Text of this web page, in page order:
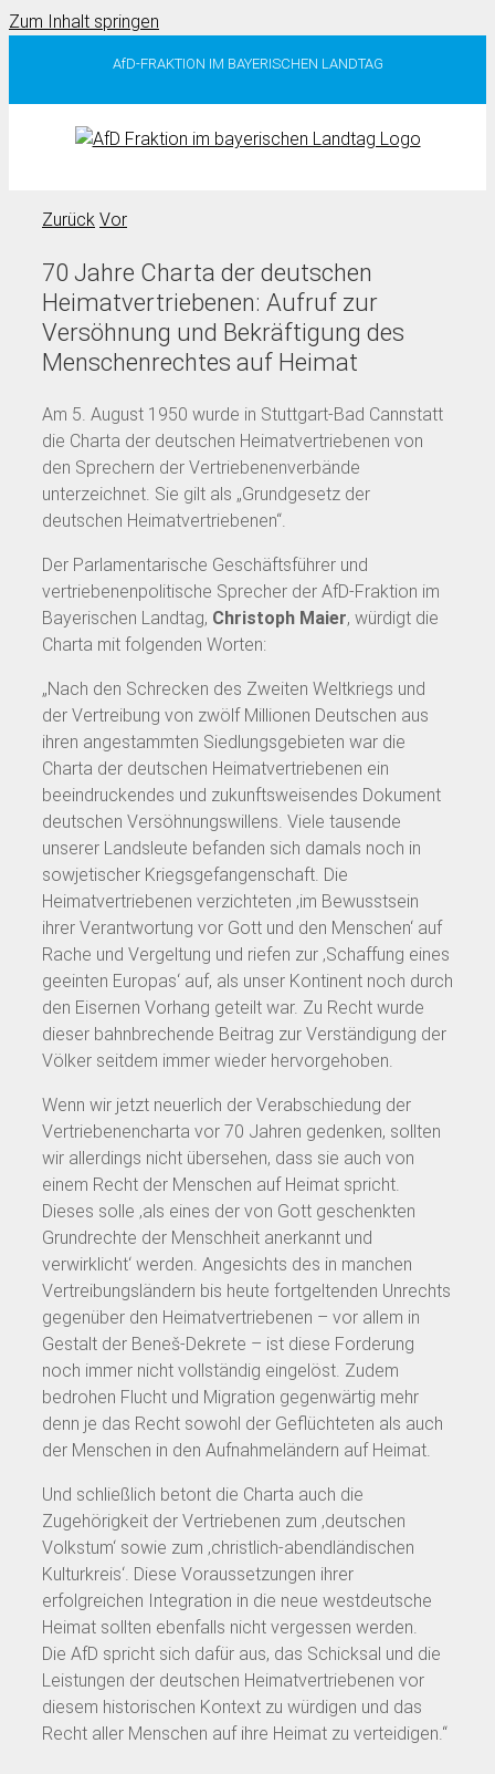
Zum Inhalt springen
AfD-FRAKTION IM BAYERISCHEN LANDTAG
Zurück Vor
70 Jahre Charta der deutschen
Heimatvertriebenen: Aufruf zur
Versöhnung und Bekräftigung des
Menschenrechtes auf Heimat
Am 5. August 1950 wurde in Stuttgart-Bad Cannstatt
die Charta der deutschen Heimatvertriebenen von
den Sprechern der Vertriebenenverbände
unterzeichnet. Sie gilt als „Grundgesetz der
deutschen Heimatvertriebenen“.
Der Parlamentarische Geschäftsführer und
vertriebenenpolitische Sprecher der AfD-Fraktion im
Bayerischen Landtag, Christoph Maier, würdigt die
Charta mit folgenden Worten:
„Nach den Schrecken des Zweiten Weltkriegs und
der Vertreibung von zwölf Millionen Deutschen aus
ihren angestammten Siedlungsgebieten war die
Charta der deutschen Heimatvertriebenen ein
beeindruckendes und zukunftsweisendes Dokument
deutschen Versöhnungswillens. Viele tausende
unserer Landsleute befanden sich damals noch in
sowjetischer Kriegsgefangenschaft. Die
Heimatvertriebenen verzichteten ‚im Bewusstsein
ihrer Verantwortung vor Gott und den Menschen‘ auf
Rache und Vergeltung und riefen zur ‚Schaffung eines
geeinten Europas‘ auf, als unser Kontinent noch durch
den Eisernen Vorhang geteilt war. Zu Recht wurde
dieser bahnbrechende Beitrag zur Verständigung der
Völker seitdem immer wieder hervorgehoben.
Wenn wir jetzt neuerlich der Verabschiedung der
Vertriebenencharta vor 70 Jahren gedenken, sollten
wir allerdings nicht übersehen, dass sie auch von
einem Recht der Menschen auf Heimat spricht.
Dieses solle ‚als eines der von Gott geschenkten
Grundrechte der Menschheit anerkannt und
verwirklicht‘ werden. Angesichts des in manchen
Vertreibungsländern bis heute fortgeltenden Unrechts
gegenüber den Heimatvertriebenen – vor allem in
Gestalt der Beneš-Dekrete – ist diese Forderung
noch immer nicht vollständig eingelöst. Zudem
bedrohen Flucht und Migration gegenwärtig mehr
denn je das Recht sowohl der Geflüchteten als auch
der Menschen in den Aufnahmeländern auf Heimat.
Und schließlich betont die Charta auch die
Zugehörigkeit der Vertriebenen zum ‚deutschen
Volkstum‘ sowie zum ‚christlich-abendländischen
Kulturkreis‘. Diese Voraussetzungen ihrer
erfolgreichen Integration in die neue westdeutsche
Heimat sollten ebenfalls nicht vergessen werden.
Die AfD spricht sich dafür aus, das Schicksal und die
Leistungen der deutschen Heimatvertriebenen vor
diesem historischen Kontext zu würdigen und das
Recht aller Menschen auf ihre Heimat zu verteidigen.“